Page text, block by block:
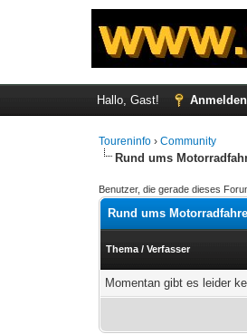
Hallo, Gast! Anmelden
Toureninfo ›Community
Rund ums
Benutzer, die gerade dieses
Rund ums
Thema /Verfasser
Momentan gibt es leider